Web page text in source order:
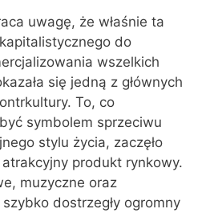
uwagę, że właśnie ta
do
wszelkich
się jedną z głównych
To, co
symbolem sprzeciwu
stylu życia, zaczęło
produkt rynkowy.
muzyczne oraz
dostrzegły ogromny